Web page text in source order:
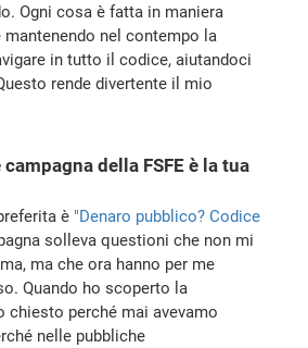
Ogni cosa è fatta in maniera
nel contempo la
in tutto il codice, aiutandoci
rende divertente il mio
della FSFE è la tua
è "Denaro pubblico? Codice
solleva questioni che non mi
ma che ora hanno per me
Quando ho scoperto la
chiesto perché mai avevamo
nelle pubbliche